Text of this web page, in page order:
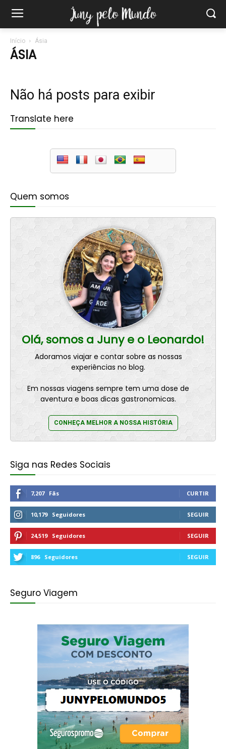
Início Ásia
ÁSIA
Não há posts para exibir
Translate here
Quem somos
Olá, somos a Juny e o Leonardo!
Adoramos viajar e contar sobre as nossas
experiências no blog.
Em nossas viagens sempre tem uma dose de
aventura e boas dicas gastronomicas.
CONHEÇA MELHOR A NOSSA HISTÓRIA
Siga nas Redes Sociais
7,207 Fãs CURTIR
10,179 Seguidores SEGUIR
24,519 Seguidores SEGUIR
896 Seguidores SEGUIR
Seguro Viagem